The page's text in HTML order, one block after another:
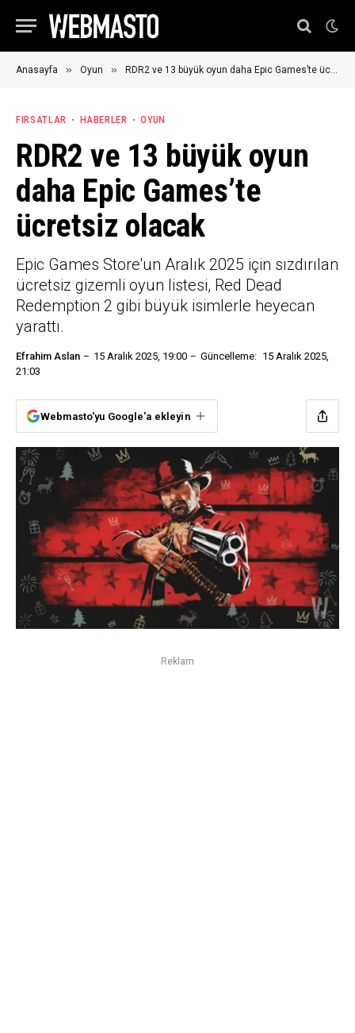
Anasayfa » Oyun » RDR2 ve 13 büyük oyun daha Epic Games’te ücretsiz olacak
FIRSATLAR HABERLER OYUN
RDR2 ve 13 büyük oyun
daha Epic Games’te
ücretsiz olacak
Epic Games Store'un Aralık 2025 için sızdırılan
ücretsiz gizemli oyun listesi, Red Dead
Redemption 2 gibi büyük isimlerle heyecan
yarattı.
Efrahim Aslan 15 Aralık 2025, 19:00 Güncelleme: 15 Aralık 2025,
21:03
Webmasto'yu Google'a ekleyin
Reklam